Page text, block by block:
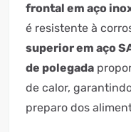
frontal em aço
é resistente à
superior em aço
de polegada
de calor,
preparo dos